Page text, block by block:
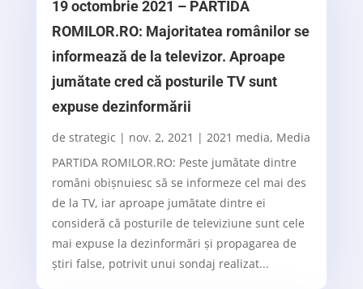
19 octombrie 2021 – PARTIDA
ROMILOR.RO: Majoritatea românilor se
informează de la televizor. Aproape
jumătate cred că posturile TV sunt
expuse dezinformării
de strategic | nov. 2, 2021 | 2021 media, Media
PARTIDA ROMILOR.RO: Peste jumătate dintre
români obişnuiesc să se informeze cel mai des
de la TV, iar aproape jumătate dintre ei
consideră că posturile de televiziune sunt cele
mai expuse la dezinformări şi propagarea de
ştiri false, potrivit unui sondaj realizat...